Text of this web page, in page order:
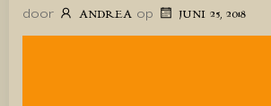
door ANDREA op JUNI 25, 2018